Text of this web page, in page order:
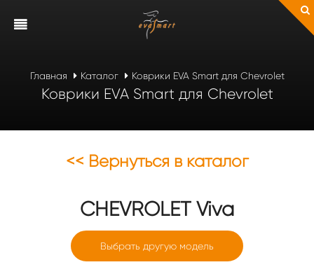
Главная Каталог Коврики EVA Smart для Chevrolet
Коврики EVA Smart для Chevrolet
<< Вернуться в каталог
CHEVROLETViva
Выбрать другую модель